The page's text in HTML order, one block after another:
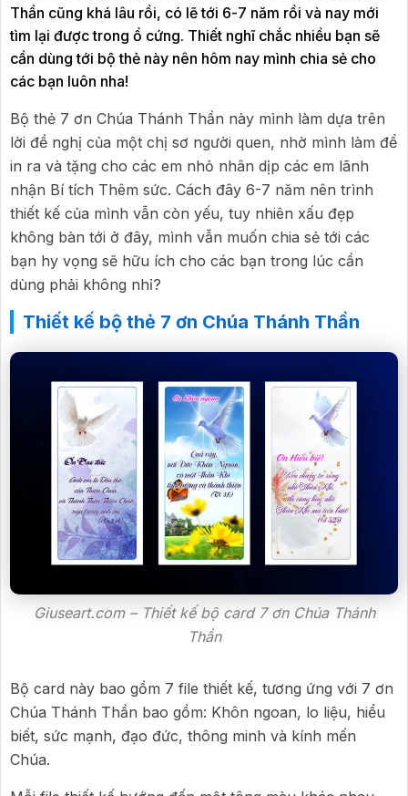
Thần cũng khá lâu rồi, có lẽ tới 6-7 năm rồi và nay mới
tìm lại được trong ổ cứng. Thiết nghĩ chắc nhiều bạn sẽ
cần dùng tới bộ thẻ này nên hôm nay mình chia sẻ cho
các bạn luôn nha!
Bộ thẻ 7 ơn Chúa Thánh Thần này mình làm dựa trên
lời đề nghị của một chị sơ người quen, nhờ mình làm để
in ra và tặng cho các em nhỏ nhân dịp các em lãnh
nhận Bí tích Thêm sức. Cách đây 6-7 năm nên trình
thiết kế của mình vẫn còn yếu, tuy nhiên xấu đẹp
không bàn tới ở đây, mình vẫn muốn chia sẻ tới các
bạn hy vọng sẽ hữu ích cho các bạn trong lúc cần
dùng phải không nhỉ?
Thiết kế bộ thẻ 7 ơn Chúa Thánh Thần
Giuseart.com – Thiết kế bộ card 7 ơn Chúa Thánh
Thần
Bộ card này bao gồm 7 file thiết kế, tương ứng với 7 ơn
Chúa Thánh Thần bao gồm: Khôn ngoan, lo liệu, hiểu
biết, sức mạnh, đạo đức, thông minh và kính mến
Chúa.